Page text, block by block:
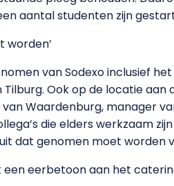
aantal studenten zijn
worden’
van Sodexo inclusief
Ook op de locatie
Waardenburg, manager
die elders werkzaam
dat genomen moet worden
eerbetoon aan het